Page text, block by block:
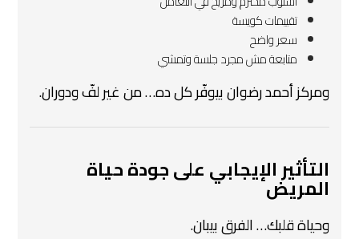
تقييمات كويسة
سعر واضح
متابعة مش مجرد جلسة وتمشي
ومركز أحمد رضوان بيوفّر كل ده… من غير لفّ ودوران.
التأثير الإيجابي على جودة حياة
المريض
وحياة قلبك… الفرق بيبان.